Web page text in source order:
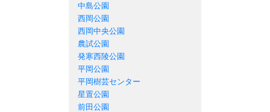
中島公園
西岡公園
西岡中央公園
農試公園
発寒西陵公園
平岡公園
平岡樹芸センター
星置公園
前田公園